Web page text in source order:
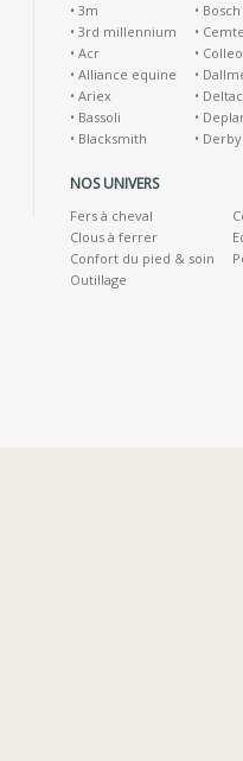
• 3m
• 3rd millennium
• Acr
• Alliance equine
• Ariex
• Bassoli
• Blacksmith
• Bosch
•
•
•
•
•
• Derby
NOS UNIVERS
Fers à cheval
Clous à ferrer
Confort du pied & soin
Outillage